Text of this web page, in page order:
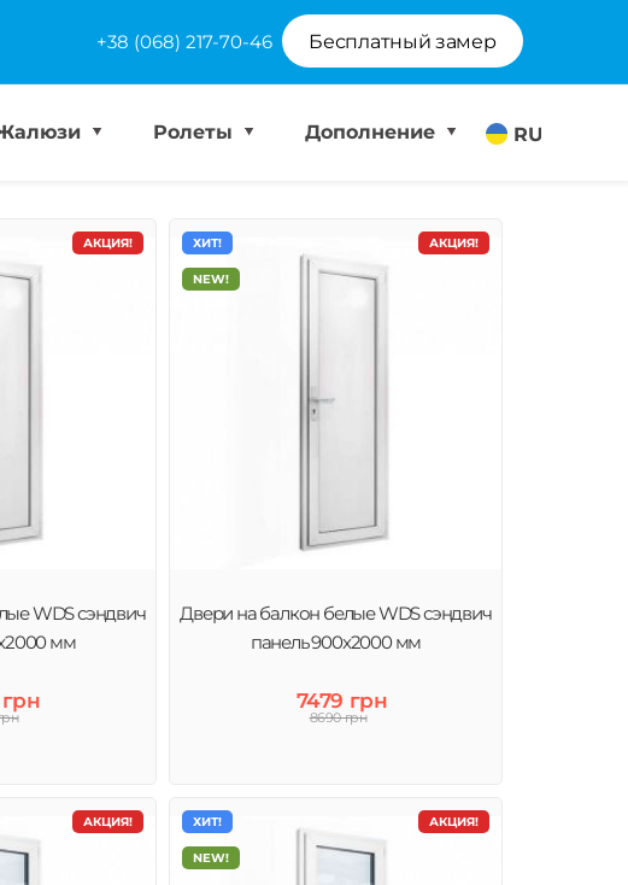
+38 (068) 217-70-46 Бесплатный замер
RU
Ролеты Дополнение
АКЦИЯ!
WDS сэндвич
мм
грн
АКЦИЯ!
ХИТ!
NEW!
Двери на балкон белые WDS сэндвич
панель 900x2000 мм
7479 грн
8690 грн
АКЦИЯ! АКЦИЯ!
ХИТ!
NEW!